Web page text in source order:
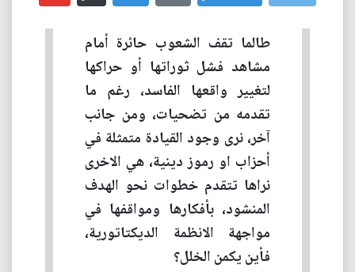
طالما تقف الشعوب حائرة أمام
مشاهد فشل ثوراتها أو حراكها
لتغيير واقعها الفاسد، رغم ما
تقدمه من تضحيات، ومن جانب
آخر، نرى وجود القيادة متمثلة في
أحزاب او رموز دينية، هي الاخرى
نراها تتقدم خطوات نحو الهدف
المنشود، بأفكارها ومواقفها في
مواجهة الانظمة الديكتاتورية،
فأين يكمن الخلل؟